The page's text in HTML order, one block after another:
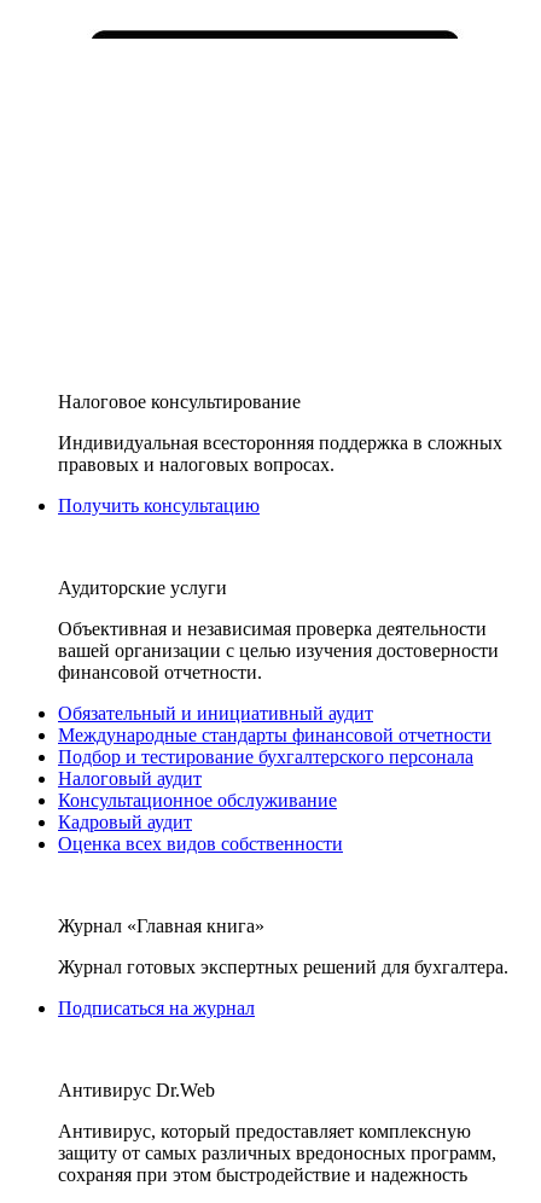
Налоговое консультирование
Индивидуальная всесторонняя поддержка в сложных
правовых и налоговых вопросах.
Получить консультацию
Аудиторские услуги
Объективная и независимая проверка деятельности
вашей организации с целью изучения достоверности
финансовой отчетности.
Обязательный и инициативный аудит
Международные стандарты финансовой отчетности
Подбор и тестирование бухгалтерского персонала
Налоговый аудит
Консультационное обслуживание
Кадровый аудит
Оценка всех видов собственности
Журнал «Главная книга»
Журнал готовых экспертных решений для бухгалтера.
Подписаться на журнал
Антивирус Dr.Web
Антивирус, который предоставляет комплексную
защиту от самых различных вредоносных программ,
сохраняя при этом быстродействие и надежность